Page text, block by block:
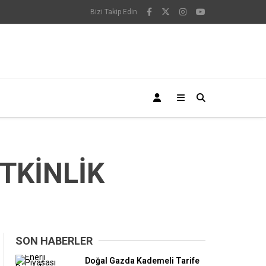
Bizi Takip Edin
SON HABERLER
Doğal Gazda Kademeli Tarife